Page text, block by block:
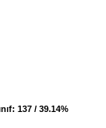
137 / 39.14%